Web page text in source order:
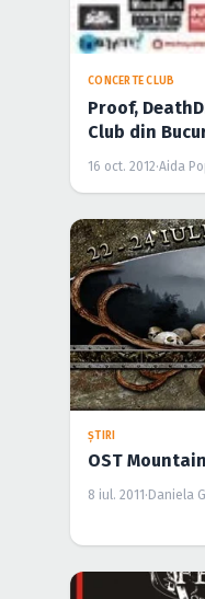
CONCERTE CLUB
Proof,
Club din
16 oct. 2012·Aida
ŞTIRI
OST
8 iul. 2011 · Daniela